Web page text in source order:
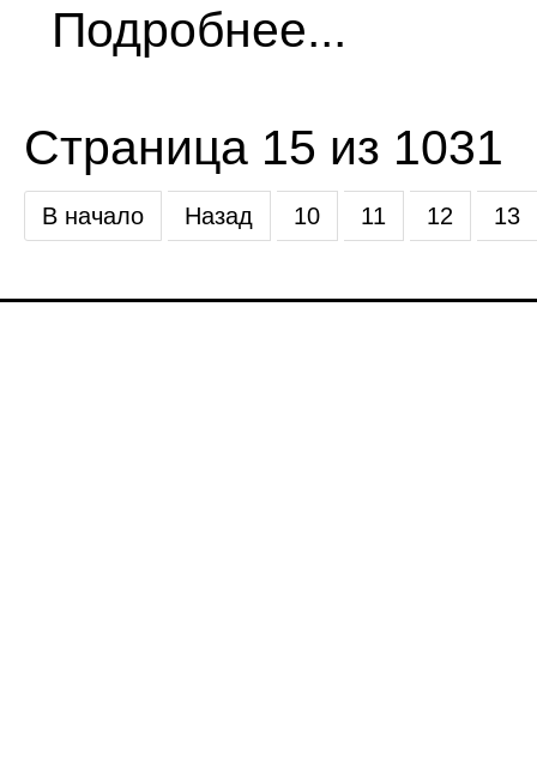
Подробнее...
Страница 15 из 1031
В начало Назад 10 11 12 13